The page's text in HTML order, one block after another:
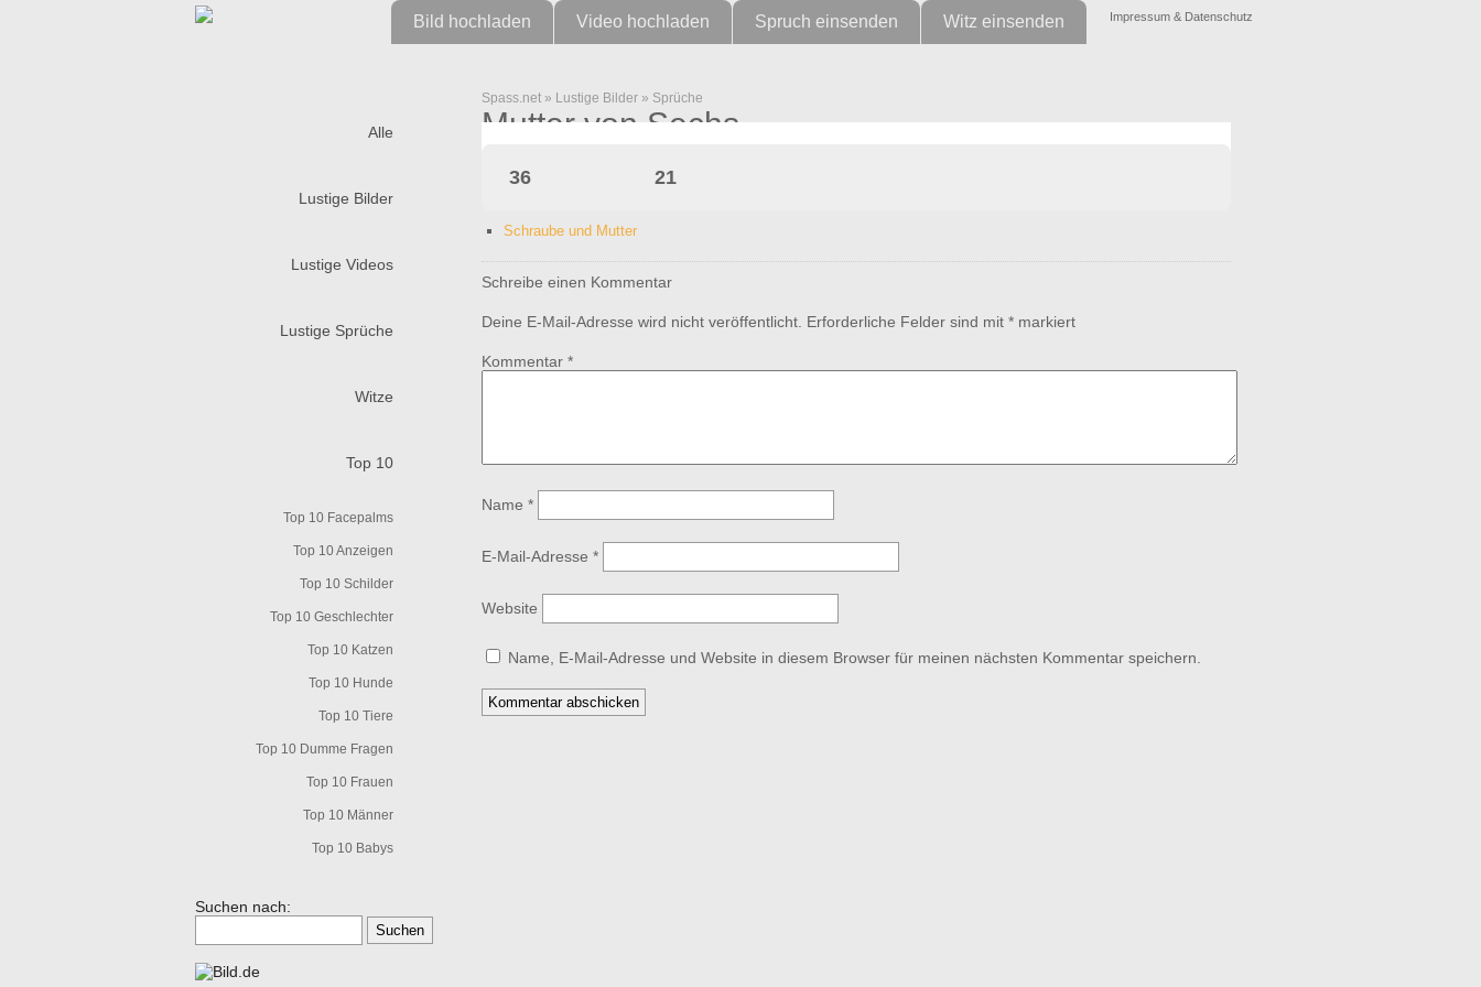
Impressum & Datenschutz
Bild hochladen Video hochladen Spruch einsenden Witz einsenden
Alle
Lustige Bilder
Lustige Videos
Lustige Sprüche
Witze
Top 10
Top 10 Facepalms
Top 10 Anzeigen
Top 10 Schilder
Top 10 Geschlechter
Top 10 Katzen
Top 10 Hunde
Top 10 Tiere
Top 10 Dumme Fragen
Top 10 Frauen
Top 10 Männer
Top 10 Babys
Suchen nach:
Spass.net » Lustige Bilder » Sprüche
Mutter von Sechs
36 21
Schraube und Mutter
Schreibe einen Kommentar
Deine E-Mail-Adresse wird nicht veröffentlicht. Erforderliche Felder sind mit * markiert
Kommentar *
Name *
E-Mail-Adresse *
Website
Name, E-Mail-Adresse und Website in diesem Browser für meinen nächsten Kommentar speichern.